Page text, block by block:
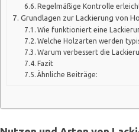
Regelmäßige Kontrolle
Grundlagen zur Lackierung von
Wie funktioniert eine
Welche Holzarten werden
Warum verbessert die
Fazit
Ähnliche Beiträge: